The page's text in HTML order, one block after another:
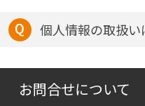
個人情報の取扱い
お問合せについて